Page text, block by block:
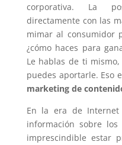
corporativa. La
directamente con las
mimar al consumidor
¿cómo haces para
Le hablas de ti
puedes aportarle. Eso
marketing de
En la era de
información sobre
imprescindible estar